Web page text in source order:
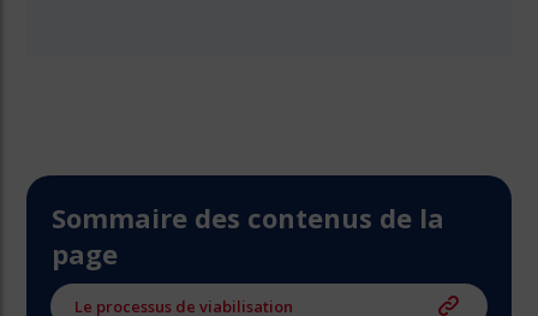
Sommaire des contenus de la
page
Le processus de viabilisation